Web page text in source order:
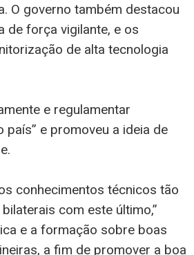
O governo também destacou
de força vigilante, e os
de alta tecnologia
e regulamentar
e promoveu a ideia de
conhecimentos técnicos tão
com este último,”
e a formação sobre boas
a fim de promover a boa